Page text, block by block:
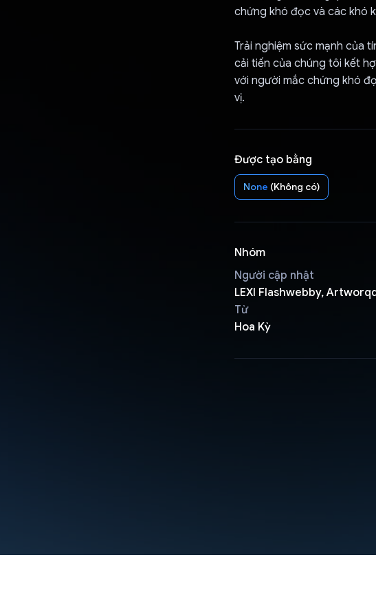
chứng khó đọc và các khó
Trải nghiệm sức mạnh của
cải tiến của chúng tôi kết
với người mắc chứng khó
vị.
Được tạo bằng
None (Không có)
Nhóm
Người cập nhật
LEXI Flashwebby,
Từ
Hoa Kỳ